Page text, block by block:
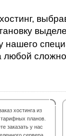
нашего
любой
хостинга из
планов.
заказать у нас